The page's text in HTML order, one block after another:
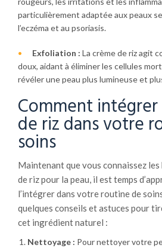
particulièrement adaptée aux peaux
l’eczéma et au psoriasis.
Exfoliation : La crème de riz agit
doux, aidant à éliminer les cellules
révéler une peau plus lumineuse et
Comment
de riz dans votre
soins
Maintenant que vous connaissez
de riz pour la peau, il est temps
l’intégrer dans votre routine de
quelques conseils et astuces pour
cet ingrédient naturel :
Nettoyage : Pour nettoyer votre